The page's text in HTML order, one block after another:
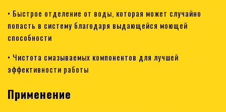
• Быстрое отделение от воды, которая может случайно
попасть в систему благодаря выдающейся моющей
способности
• Чистота смазываемых компонентов для лучшей
эффективности работы
Применение